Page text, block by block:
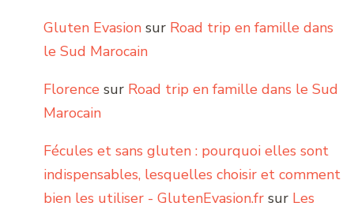
Gluten Evasion sur Road trip en famille dans
le Sud Marocain
Florence sur Road trip en famille dans le Sud
Marocain
Fécules et sans gluten : pourquoi elles sont
indispensables, lesquelles choisir et comment
bien les utiliser - GlutenEvasion.fr sur Les